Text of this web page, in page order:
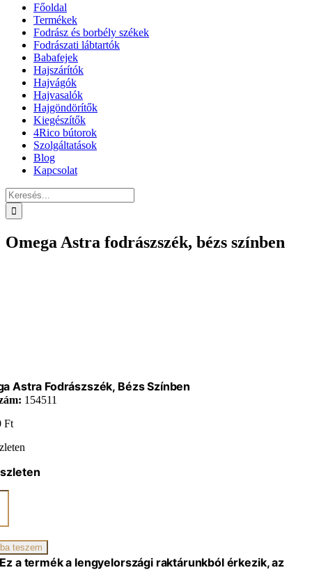
Főoldal
Termékek
Fodrász és borbély székek
Fodrászati lábtartók
Babafejek
Hajszárítók
Hajvágók
Hajvasalók
Hajgöndörítők
Kiegészítők
4Rico bútorok
Szolgáltatások
Blog
Kapcsolat
Keresés...
Omega Astra fodrászszék, bézs színben
Astra Fodrászszék, Bézs Színben
154511
Ft
teszem
Ez a termék a lengyelországi raktárunkból érkezik, az